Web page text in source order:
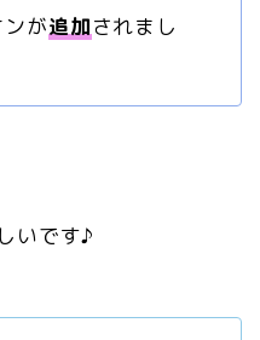
が追加されまし
いです♪